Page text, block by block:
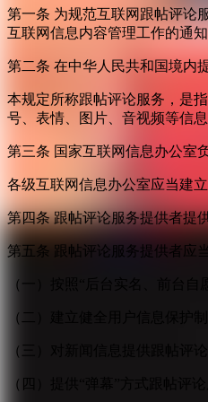
第一条 为规范互联网跟帖评论
互联网信息内容管理工作的通
第二条 在中华人民共和国境内
本规定所称跟帖评论服务，是
号、表情、图片、音视频等信息
第三条 国家互联网信息办公室
各级互联网信息办公室应当建
第四条 跟帖评论服务提供者提
第五条 跟帖评论服务提供者应
（一）按照“后台实名、前台
（二）建立健全用户信息保护
（三）对新闻信息提供跟帖评
（四）提供“弹幕”方式跟帖评